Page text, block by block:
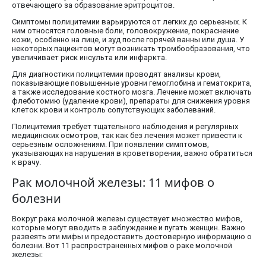
отвечающего за образование эритроцитов.
Симптомы полицитемии варьируются от легких до серьезных. К
ним относятся головные боли, головокружение, покраснение
кожи, особенно на лице, и зуд после горячей ванны или душа. У
некоторых пациентов могут возникать тромбообразования, что
увеличивает риск инсульта или инфаркта.
Для диагностики полицитемии проводят анализы крови,
показывающие повышенные уровни гемоглобина и гематокрита,
а также исследование костного мозга. Лечение может включать
флеботомию (удаление крови), препараты для снижения уровня
клеток крови и контроль сопутствующих заболеваний.
Полицитемия требует тщательного наблюдения и регулярных
медицинских осмотров, так как без лечения может привести к
серьезным осложнениям. При появлении симптомов,
указывающих на нарушения в кроветворении, важно обратиться
к врачу.
Рак молочной железы: 11 мифов о
болезни
Вокруг рака молочной железы существует множество мифов,
которые могут вводить в заблуждение и пугать женщин. Важно
развеять эти мифы и предоставить достоверную информацию о
болезни. Вот 11 распространенных мифов о раке молочной
железы: